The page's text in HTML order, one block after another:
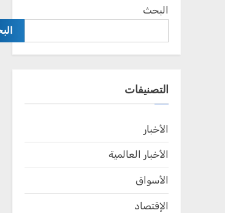
البحث
التصنيفات
الأخبار
الأخبار العالمية
الأسواق
الإقتصاد